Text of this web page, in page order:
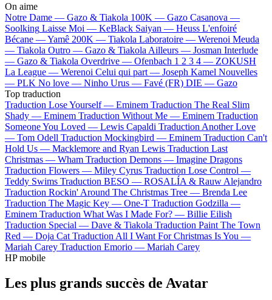
On aime
Notre Dame — Gazo & Tiakola 100K — Gazo Casanova —
Soolking Laisse Moi — KeBlack Saiyan — Heuss L'enfoiré
Bécane —Yamê 200K — Tiakola Laboratoire — Werenoi Meuda
— Tiakola Outro — Gazo & Tiakola Ailleurs — Josman Interlude
— Gazo & Tiakola Overdrive — Ofenbach 1 2 3 4 — ZOKUSH
La League — Werenoi Celui qui part — Joseph Kamel Nouvelles
— PLK No love — Ninho Urus — Favé (FR) DIE — Gazo
Top traduction
Traduction Lose Yourself — Eminem Traduction The Real Slim
Shady — Eminem Traduction Without Me — Eminem Traduction
Someone You Loved — Lewis Capaldi Traduction Another Love
— Tom Odell Traduction Mockingbird — Eminem Traduction Can't
Hold Us — Macklemore and Ryan Lewis Traduction Last
Christmas — Wham Traduction Demons — Imagine Dragons
Traduction Flowers — Miley Cyrus Traduction Lose Control —
Teddy Swims Traduction BESO — ROSALÍA & Rauw Alejandro
Traduction Rockin' Around The Christmas Tree — Brenda Lee
Traduction The Magic Key — One-T Traduction Godzilla —
Eminem Traduction What Was I Made For? — Billie Eilish
Traduction Special — Dave & Tiakola Traduction Paint The Town
Red — Doja Cat Traduction All I Want For Christmas Is You —
Mariah Carey Traduction Emorio — Mariah Carey
HP mobile
Les plus grands succès de Avatar